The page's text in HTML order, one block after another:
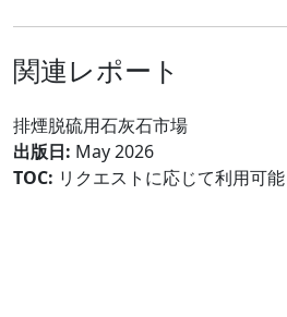
関連レポート
排煙脱硫用石灰石市場
出版日: May 2026
TOC: リクエストに応じて利用可能